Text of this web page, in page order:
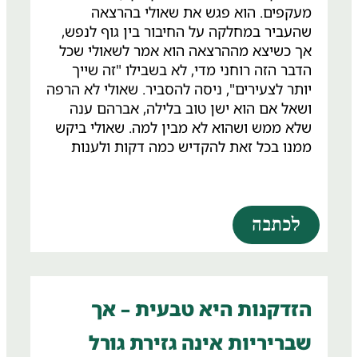
מעקפים. הוא פגש את שאולי בהרצאה
שהעביר במחלקה על החיבור בין גוף לנפש,
אך כשיצא מההרצאה הוא אמר לשאולי שכל
הדבר הזה רוחני מדי, לא בשבילו "זה שייך
יותר לצעירים", ניסה להסביר. שאולי לא הרפה
ושאל אם הוא ישן טוב בלילה, אברהם ענה
שלא ממש ושהוא לא מבין למה. שאולי ביקש
ממנו בכל זאת להקדיש כמה דקות ולענות
כשהיה בשואה. החלטנו לצאת יחד למסע
טיפולי בשיטת "המסע". בטיפול אחד, שבו
שהודחקו במשך עשרות שנים – ולבחור
מחדש בחיים, בגאווה ובהודיה.
לכתבה
הזדקנות היא טבעית – אך
שבריריות אינה גזירת גורל